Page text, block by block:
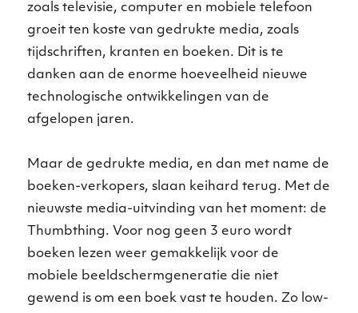
zoals televisie, computer en mobiele telefoon
groeit ten koste van gedrukte media, zoals
tijdschriften, kranten en boeken. Dit is te
danken aan de enorme hoeveelheid nieuwe
technologische ontwikkelingen van de
afgelopen jaren.
Maar de gedrukte media, en dan met name de
boeken-verkopers, slaan keihard terug. Met de
nieuwste media-uitvinding van het moment: de
Thumbthing. Voor nog geen 3 euro wordt
boeken lezen weer gemakkelijk voor de
mobiele beeldschermgeneratie die niet
gewend is om een boek vast te houden. Zo low-